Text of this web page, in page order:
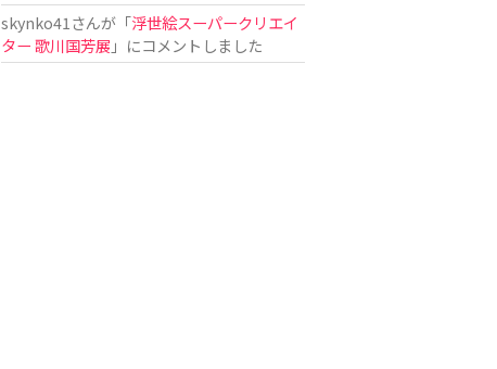
skynko41 さんが「浮世絵スーパークリエイ
ター 歌川国芳展 」にコメントしました